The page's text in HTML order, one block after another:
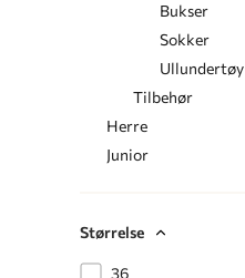
Bukser
Sokker
Ullundertøy
Tilbehør
Herre
Junior
Størrelse
36